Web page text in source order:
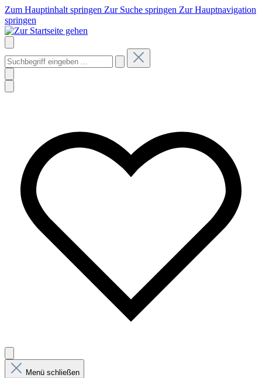
Zum Hauptinhalt springen Zur Suche springen Zur Hauptnavigation
springen
Menü schließen